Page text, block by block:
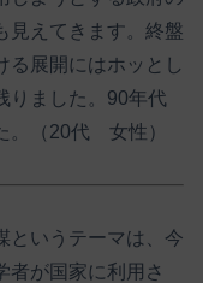
見えてきます。終盤
る展開にはホッとし
りました。90年代
。（20代 女性）
というテーマは、今
者が国家に利用さ